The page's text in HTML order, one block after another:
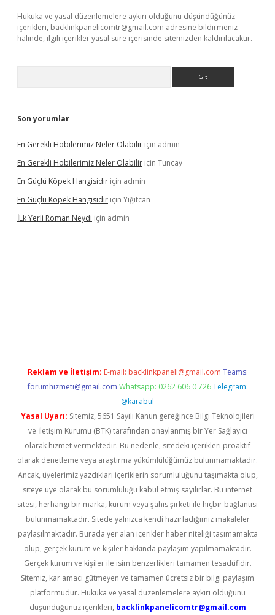
Hukuka ve yasal düzenlemelere aykırı olduğunu düşündüğünüz
içerikleri, backlinkpanelicomtr@gmail.com adresine bildirmeniz
halinde, ilgili içerikler yasal süre içerisinde sitemizden kaldırılacaktır.
Son yorumlar
En Gerekli Hobilerimiz Neler Olabilir için admin
En Gerekli Hobilerimiz Neler Olabilir için Tuncay
En Güçlü Köpek Hangisidir için admin
En Güçlü Köpek Hangisidir için Yiğitcan
İLk Yerli Roman Neydi için admin
Reklam ve İletişim: E-mail: backlinkpaneli@gmail.com Teams:
forumhizmeti@gmail.com Whatsapp: 0262 606 0 726 Telegram:
@karabul
Yasal Uyarı: Sitemiz, 5651 Sayılı Kanun gereğince Bilgi Teknolojileri
ve İletişim Kurumu (BTK) tarafından onaylanmış bir Yer Sağlayıcı
olarak hizmet vermektedir. Bu nedenle, sitedeki içerikleri proaktif
olarak denetleme veya araştırma yükümlülüğümüz bulunmamaktadır.
Ancak, üyelerimiz yazdıkları içeriklerin sorumluluğunu taşımakta olup,
siteye üye olarak bu sorumluluğu kabul etmiş sayılırlar. Bu internet
sitesi, herhangi bir marka, kurum veya şahıs şirketi ile hiçbir bağlantısı
bulunmamaktadır. Sitede yalnızca kendi hazırladığımız makaleler
paylaşılmaktadır. Burada yer alan içerikler haber niteliği taşımamakta
olup, gerçek kurum ve kişiler hakkında paylaşım yapılmamaktadır.
Gerçek kurum ve kişiler ile isim benzerlikleri tamamen tesadüfidir.
Sitemiz, kar amacı gütmeyen ve tamamen ücretsiz bir bilgi paylaşım
platformudur. Hukuka ve yasal düzenlemelere aykırı olduğunu
düşündüğünüz içerikleri, backlinkpanelicomtr@gmail.com